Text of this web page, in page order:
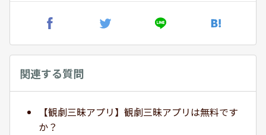
関連する質問
【観劇三昧アプリ】観劇三昧アプリは無料です
か？